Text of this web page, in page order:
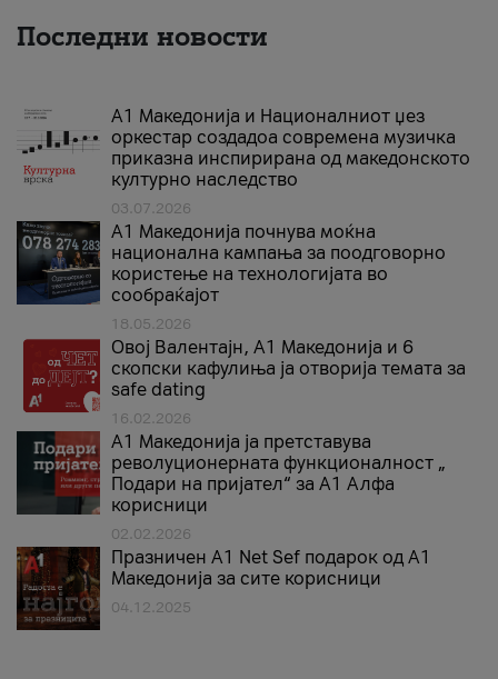
Последни новости
А1 Македонија и Националниот џез
оркестар создадоа современа музичка
приказна инспирирана од македонското
културно наследство
03.07.2026
A1 Македонија почнува моќна
национална кампања за поодговорно
користење на технологијата во
сообраќајот
18.05.2026
Овој Валентајн, A1 Македонија и 6
скопски кафулиња ја отворија темата за
safe dating
16.02.2026
А1 Македонија ја претставува
револуционерната функционалност „
Подари на пријател“ за А1 Алфа
корисници
02.02.2026
Празничен A1 Net Sеf подарок од А1
Македонија за сите корисници
04.12.2025